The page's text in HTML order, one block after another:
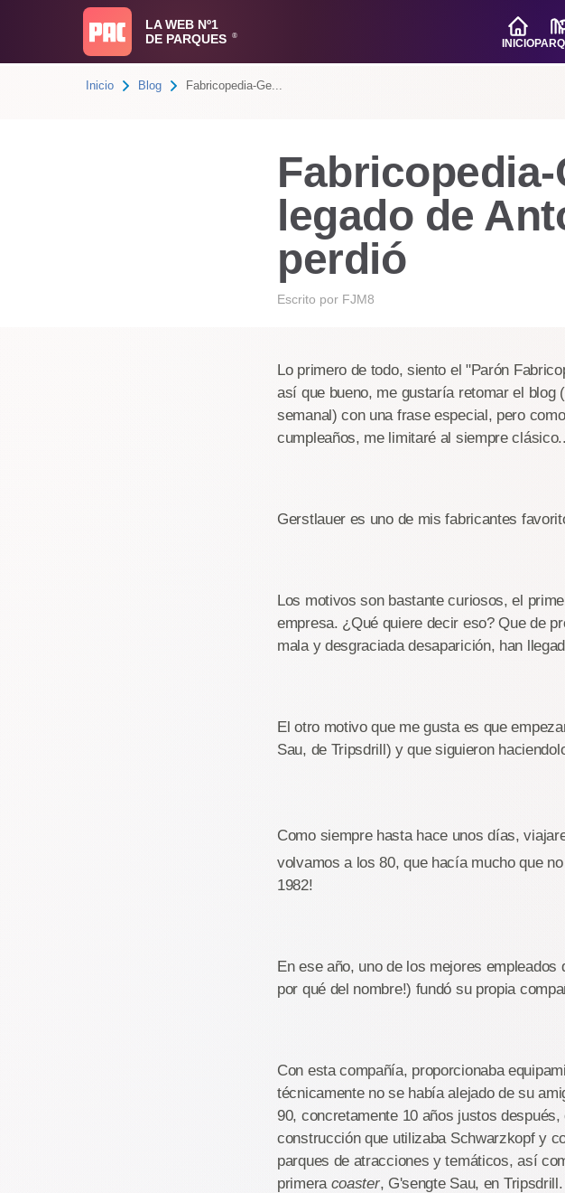
LA WEB Nº1
DE PARQUES
®
INICIO
Inicio Blog Fabricopedia-Ge...
legado de
perdió
Escrito por FJM8
Lo primero de todo, siento el "Parón
así que bueno, me gustaría retomar el blog
semanal) con una frase especial, pero
cumpleaños, me limitaré al siempre
Gerstlauer es uno de mis fabricantes
Los motivos son bastante curiosos, el
empresa. ¿Qué quiere decir eso? Que de
mala y desgraciada desaparición, han
El otro motivo que me gusta es que
Sau, de Tripsdrill) y que siguieron
Como siempre hasta hace unos días,
volvamos a los 80, que hacía mucho que
1982!
En ese año, uno de los mejores
por qué del nombre!) fundó su propia
Con esta compañía, proporcionaba
técnicamente no se había alejado de su
90, concretamente 10 años justos
construcción que utilizaba Schwarzkopf y
parques de atracciones y temáticos, así
primera coaster, G'sengte Sau, en Tripsdrill.